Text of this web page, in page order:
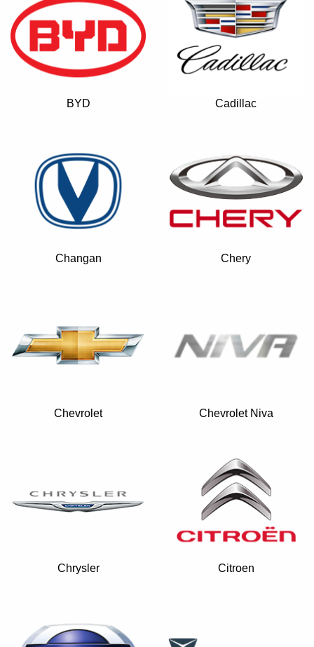
BYD Cadillac
Changan Chery
Chevrolet Chevrolet Niva
Chrysler Citroen